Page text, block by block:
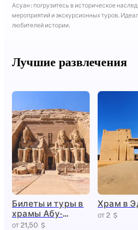
Асуан : погрузитесь в историческое
мероприятий и экскурсионных туров.
любителей истории.
Лучшие развлечения
Билеты и туры в
храмы Абу-
Симбела
от 21,50 $
Храм в
от 2 $